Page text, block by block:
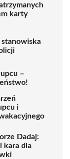
karty
–
i
Dadaj:
kara dla